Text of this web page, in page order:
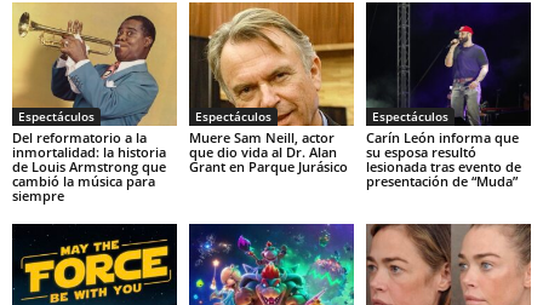
Espectáculos
Del reformatorio a la
inmortalidad: la historia
de Louis Armstrong que
cambió la música para
siempre
Espectáculos
Muere Sam Neill, actor
que dio vida al Dr. Alan
Grant en Parque Jurásico
Espectáculos
Carín León informa que
su esposa resultó
lesionada tras evento de
presentación de “Muda”